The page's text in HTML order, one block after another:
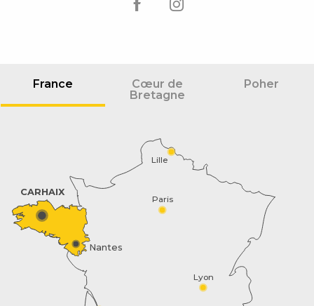
France
Cœur de
Bretagne
Poher
Paris
Lyon
Lille
Nantes
CARHAIX